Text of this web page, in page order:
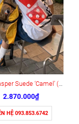
Keen Jasper Suede ‘Camel’ (1004337)
2.870.000₫
HỆ 093.853.6742